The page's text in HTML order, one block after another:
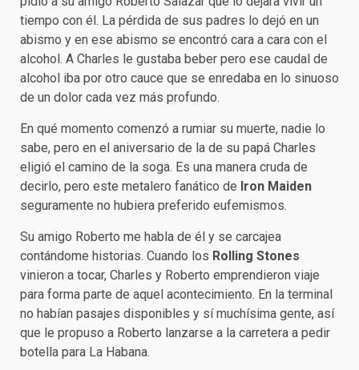
tiempo con él. La pérdida de sus padres lo dejó en un
abismo y en ese abismo se encontró cara a cara con el
alcohol. A Charles le gustaba beber pero ese caudal de
alcohol iba por otro cauce que se enredaba en lo sinuoso
de un dolor cada vez más profundo.
En qué momento comenzó a rumiar su muerte, nadie lo
sabe, pero en el aniversario de la de su papá Charles
eligió el camino de la soga. Es una manera cruda de
decirlo, pero este metalero fanático de Iron Maiden
seguramente no hubiera preferido eufemismos.
Su amigo Roberto me habla de él y se carcajea
contándome historias. Cuando los Rolling Stones
vinieron a tocar, Charles y Roberto emprendieron viaje
para forma parte de aquel acontecimiento. En la terminal
no habían pasajes disponibles y sí muchísima gente, así
que le propuso a Roberto lanzarse a la carretera a pedir
botella para La Habana.